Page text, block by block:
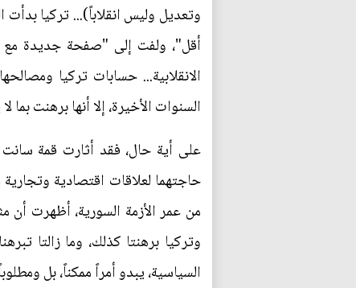
وتعديل وليس انقلاباً)... تركيا
أقل"، ولفت إلى "صفحة جديدة مع
الانقلابية... حسابات تركيا
السنوات الأخيرة، إلا أنها برهنت
على أية حال، فقد أثارت قمة
حاجتهما لعلاقات اقتصادية
من عمر الأزمة السورية، أظهرت أن
وتركيا برهنتا كذلك، وما زالتا
السياسية، يبدو أمراً ممكناً، بل